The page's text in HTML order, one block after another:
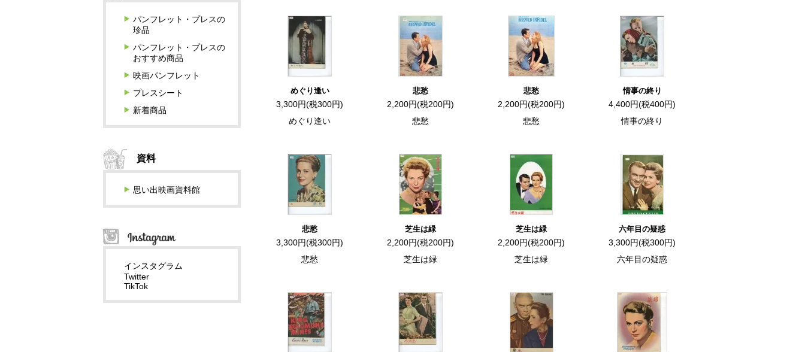
めぐり逢い
3,300円(税300円)
めぐり逢い
悲愁
2,200円(税200円)
悲愁
悲愁
2,200円(税200円)
悲愁
情事の終り
4,400円(税400円)
情事の終り
悲愁
3,300円(税300円)
悲愁
芝生は緑
2,200円(税200円)
芝生は緑
芝生は緑
2,200円(税200円)
芝生は緑
六年目の疑惑
3,300円(税300円)
六年目の疑惑
パンフレット・プレスの
珍品
パンフレット・プレスの
おすすめ商品
映画パンフレット
プレスシート
新着商品
資料
思い出映画資料館
インスタグラム
Twitter
TikTok